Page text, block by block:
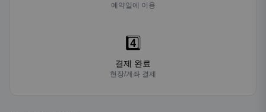
예약일에 이용
4️⃣
결제 완료
현장/계좌 결제